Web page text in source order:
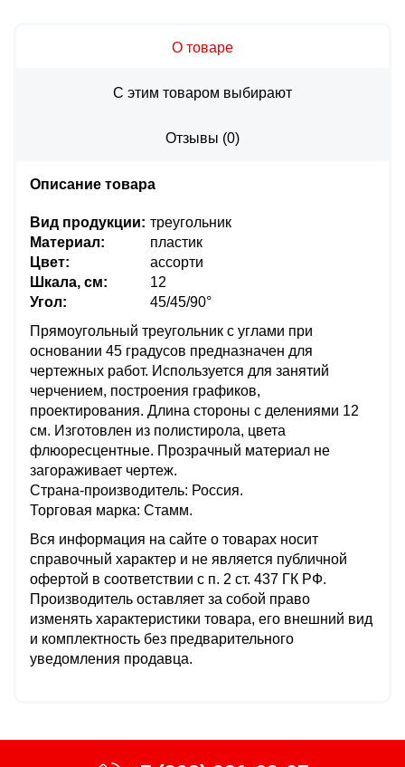
О товаре
С этим товаром выбирают
Отзывы (0)
Описание товара
Вид продукции: треугольник
Материал:
пластик
Цвет:
ассорти
Шкала, см:
12
Угол:
45/45/90°
Прямоугольный треугольник с углами при
основании 45 градусов предназначен для
чертежных работ. Используется для занятий
черчением, построения графиков,
проектирования. Длина стороны с делениями 12
см. Изготовлен из полистирола, цвета
флюоресцентные. Прозрачный материал не
загораживает чертеж.
Страна-производитель: Россия.
Торговая марка: Стамм.
Вся информация на сайте о товарах носит
справочный характер и не является публичной
офертой в соответствии с п. 2 ст. 437 ГК РФ.
Производитель оставляет за собой право
изменять характеристики товара, его внешний вид
и комплектность без предварительного
уведомления продавца.